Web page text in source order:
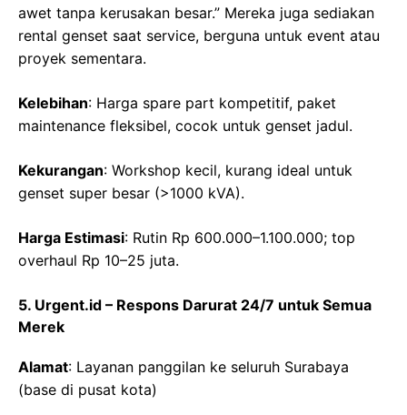
awet tanpa kerusakan besar.” Mereka juga sediakan
rental genset saat service, berguna untuk event atau
proyek sementara.
Kelebihan: Harga spare part kompetitif, paket
maintenance fleksibel, cocok untuk genset jadul.
Kekurangan: Workshop kecil, kurang ideal untuk
genset super besar (>1000 kVA).
Harga Estimasi: Rutin Rp 600.000–1.100.000; top
overhaul Rp 10–25 juta.
5. Urgent.id – Respons Darurat 24/7 untuk Semua
Merek
Alamat: Layanan panggilan ke seluruh Surabaya
(base di pusat kota)